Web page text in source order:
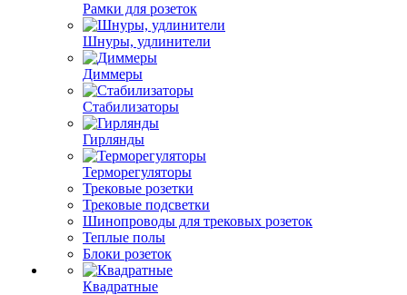
Рамки для розеток
Шнуры, удлинители
Диммеры
Стабилизаторы
Гирлянды
Терморегуляторы
Трековые розетки
Трековые подсветки
Шинопроводы для трековых розеток
Теплые полы
Блоки розеток
Квадратные